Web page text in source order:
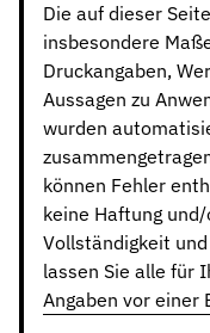
Die auf dieser
insbesondere
Druckangaben,
Aussagen zu
wurden
können Fehler
keine Haftung
Vollständigkeit
lassen Sie alle für
Angaben vor einer